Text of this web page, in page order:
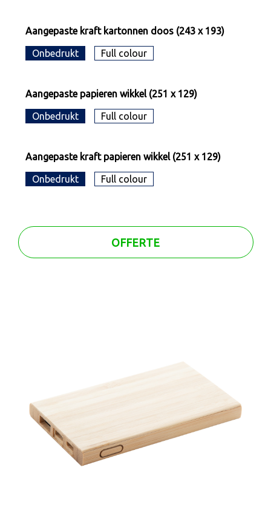
Aangepaste kraft kartonnen doos (243 x 193)
Onbedrukt Full colour
Aangepaste papieren wikkel (251 x 129)
Onbedrukt Full colour
Aangepaste kraft papieren wikkel (251 x 129)
Onbedrukt Full colour
OFFERTE